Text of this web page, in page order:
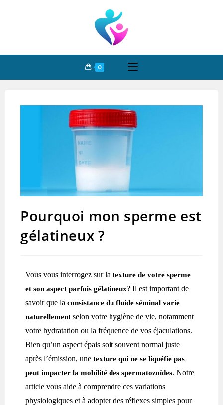
0
Pourquoi mon sperme est
gélatineux ?
Vous vous interrogez sur latexture de votre sperme
et son aspect parfois gélatineux? Il est important de
savoir que laconsistance du fluide séminal varie
naturellementselon votre hygiène de vie, notamment
votre hydratation ou la fréquence de vos éjaculations.
Bien qu’un aspect épais soit souvent normal juste
après l’émission, unetexture qui ne se liquéfie pas
peut impacter la mobilité des spermatozoïdes. Notre
article vous aide à comprendre ces variations
physiologiques et à adopter des réflexes simples pour